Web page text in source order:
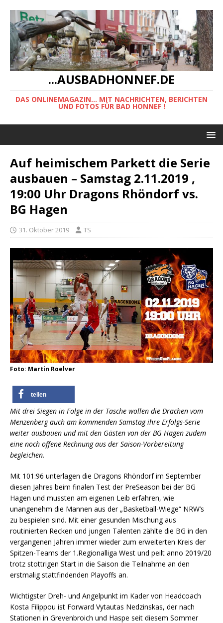
...AUSBADHONNEF.DE
DAS ONLINEMAGAZIN... MIT NACHRICHTEN, BERICHTEN
UND FOTOS FÜR BAD HONNEF !
Auf heimischem Parkett die Serie
ausbauen – Samstag 2.11.2019 ,
19:00 Uhr Dragons Rhöndorf vs.
BG Hagen
31. Oktober 2019 TS
Foto: Martin Roelver
teilen
Mit drei Siegen in Folge in der Tasche wollen die Drachen vom
Menzenberg auch am kommenden Samstag ihre Erfolgs-Serie
weiter ausbauen und mit den Gästen von der BG Hagen zudem
eine noch offene Rechnung aus der Saison-Vorbereitung
begleichen.
Mit 101:96 unterlagen die Dragons Rhöndorf im September
diesen Jahres beim finalen Test der PreSeason bei der BG
Hagen und mussten am eigenen Leib erfahren, wie
unangenehm die Mannen aus der „Basketball-Wiege“ NRW’s
zu bespielen sind. Mit einer gesunden Mischung aus
routinierten Recken und jungen Talenten zählte die BG in den
vergangenen Jahren immer wieder zum erweiterten Kreis der
Spitzen-Teams der 1.Regionalliga West und peilt anno 2019/20
trotz stottrigen Start in die Saison die Teilnahme an den
erstmalig stattfindenden Playoffs an.
Wichtigster Dreh- und Angelpunkt im Kader von Headcoach
Kosta Filippou ist Forward Vytautas Nedzinskas, der nach
Stationen in Grevenbroich und Haspe seit diesem Sommer